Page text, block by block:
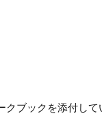
クブックを添付して